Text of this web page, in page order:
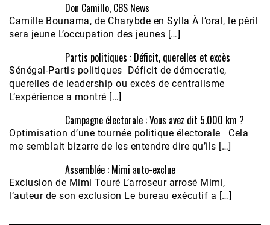
Don Camillo, CBS News
Camille Bounama, de Charybde en Sylla À l’oral, le péril
sera jeune L’occupation des jeunes […]
Partis politiques : Déficit, querelles et excès
Sénégal-Partis politiques Déficit de démocratie,
querelles de leadership ou excès de centralisme
L’expérience a montré […]
Campagne électorale : Vous avez dit 5.000 km ?
Optimisation d’une tournée politique électorale Cela
me semblait bizarre de les entendre dire qu’ils […]
Assemblée : Mimi auto-exclue
Exclusion de Mimi Touré L’arroseur arrosé Mimi,
l’auteur de son exclusion Le bureau exécutif a […]